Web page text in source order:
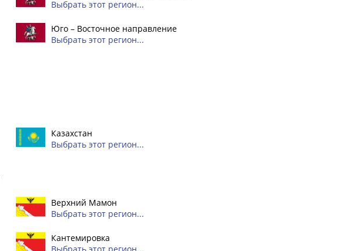
Выбрать этот регион...
Юго – Восточное направление
Выбрать этот регион...
Казахстан
Выбрать этот регион...
Верхний Мамон
Выбрать этот регион...
Кантемировка